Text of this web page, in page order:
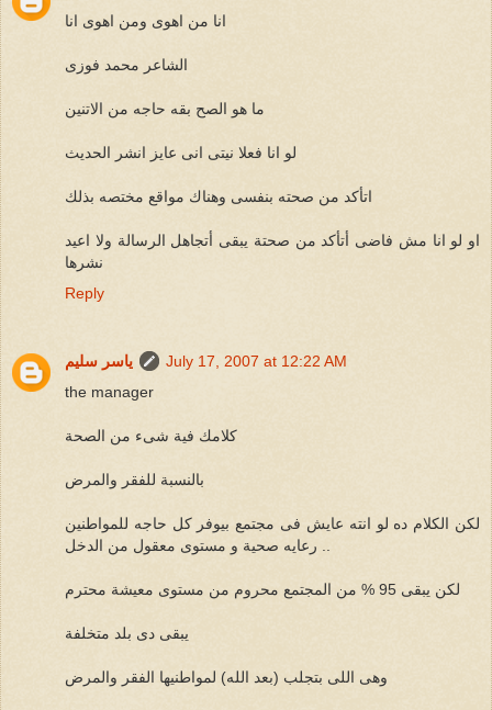
انا من اهوى ومن اهوى انا
الشاعر محمد فوزى
ما هو الصح بقه حاجه من الاتنين
لو انا فعلا نيتى انى عايز انشر الحديث
اتأكد من صحته بنفسى وهناك مواقع مختصه بذلك
او لو انا مش فاضى أتأكد من صحتة يبقى أتجاهل الرسالة ولا اعيد
نشرها
Reply
ياسر سليم
July 17, 2007 at 12:22 AM
the manager
كلامك فية شىء من الصحة
بالنسبة للفقر والمرض
لكن الكلام ده لو انته عايش فى مجتمع بيوفر كل حاجه للمواطنين
.. رعايه صحية و مستوى معقول من الدخل
لكن يبقى 95 % من المجتمع محروم من مستوى معيشة محترم
يبقى دى بلد متخلفة
وهى اللى بتجلب (بعد الله) لمواطنيها الفقر والمرض